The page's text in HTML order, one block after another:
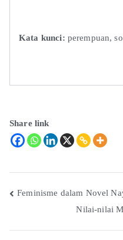
Kata kunci: perempuan,
Share link
Feminisme dalam Novel
Nilai-nilai